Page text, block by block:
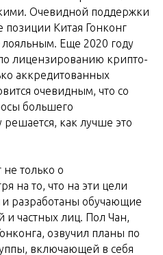
Очевидной поддержки
Китая Гонконг
Еще 2020 году
лицензированию крипто-
аккредитованных
очевидным, что со
большего
решается, как лучше это
не только о
на то, что на эти цели
разработаны обучающие
частных лиц. Пол Чан,
озвучил планы по
включающей в себя